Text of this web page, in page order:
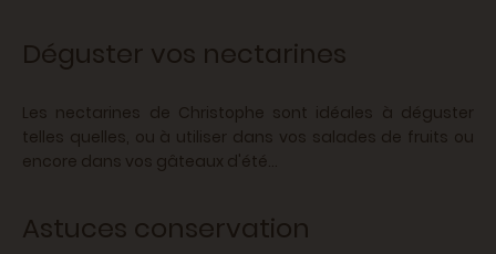
Déguster vos nectarines
Les nectarines de Christophe sont idéales à déguster
telles quelles, ou à utiliser dans vos salades de fruits ou
encore dans vos gâteaux d'été...
Astuces conservation